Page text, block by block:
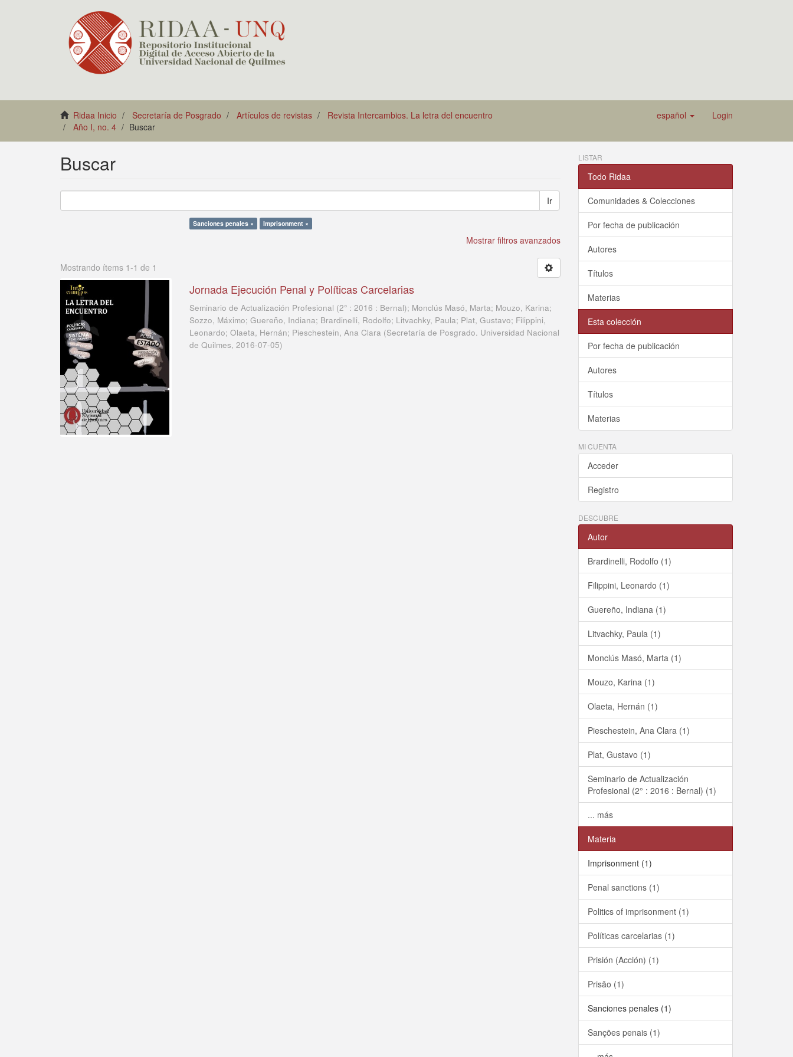
Ridaa Inicio Secretaría de Posgrado Artículos de revistas
Revista Intercambios. La letra del encuentro
Año I, no. 4
Buscar
español Login
Buscar
Ir
Sanciones penales × Imprisonment ×
Mostrar filtros avanzados
Mostrando ítems 1-1 de 1
Jornada Ejecución Penal y Políticas Carcelarias
Seminario de Actualización Profesional (2° : 2016 : Bernal); Monclús Masó, Marta; Mouzo, Karina;
Sozzo, Máximo; Guereño, Indiana; Brardinelli, Rodolfo; Litvachky, Paula; Plat, Gustavo; Filippini,
Leonardo; Olaeta, Hernán; Pieschestein, Ana Clara (Secretaría de Posgrado. Universidad Nacional
de Quilmes,2016-07-05)
LISTAR
Todo Ridaa
Comunidades & Colecciones
Por fecha de publicación
Autores
Títulos
Materias
Esta colección
Por fecha de publicación
Autores
Títulos
Materias
MI CUENTA
Acceder
Registro
DESCUBRE
Autor
Brardinelli, Rodolfo (1)
Filippini, Leonardo (1)
Guereño, Indiana (1)
Litvachky, Paula (1)
Monclús Masó, Marta (1)
Mouzo, Karina (1)
Olaeta, Hernán (1)
Pieschestein, Ana Clara (1)
Plat, Gustavo (1)
Seminario de Actualización
Profesional (2° : 2016 : Bernal) (1)
... más
Materia
Imprisonment (1)
Penal sanctions (1)
Politics of imprisonment (1)
Políticas carcelarias (1)
Prisión (Acción) (1)
Prisão (1)
Sanciones penales (1)
Sanções penais (1)